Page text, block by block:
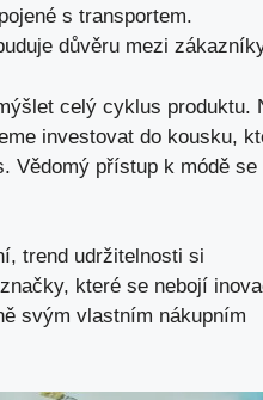
s transportem.
‌důvěru ⁣mezi
celý cyklus produktu.
investovat do kousku,
Vědomý přístup k módě se
trend udržitelnosti si
které se nebojí
svým vlastním nákupním